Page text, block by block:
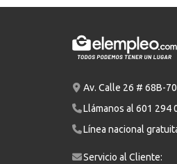
Av. Calle 26 # 68B-
Llámanos al 601 294
Línea nacional
Servicio al Cliente: